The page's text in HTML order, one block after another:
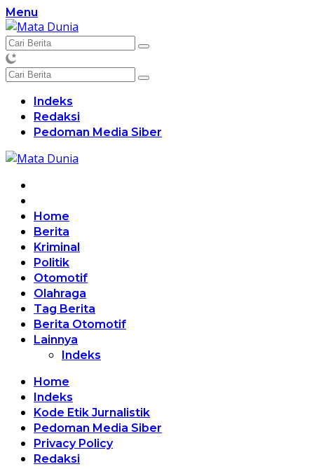
Langsung
ke
konten
Menu
Indeks
Redaksi
Pedoman Media Siber
Home
Berita
Kriminal
Politik
Otomotif
Olahraga
Tag Berita
Berita Otomotif
Lainnya
Indeks
Home
Indeks
Kode Etik Jurnalistik
Pedoman Media Siber
Privacy Policy
Redaksi